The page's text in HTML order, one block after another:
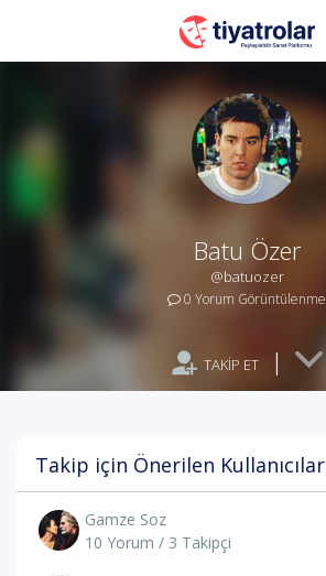
Batu Özer
@batuozer
0 Yorum Görüntülenme
TAKİP ET |
Takip için Önerilen Kullanıcılar
Gamze Soz
10 Yorum / 3 Takipçi